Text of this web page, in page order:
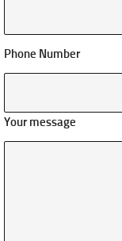
Phone Number
Your message